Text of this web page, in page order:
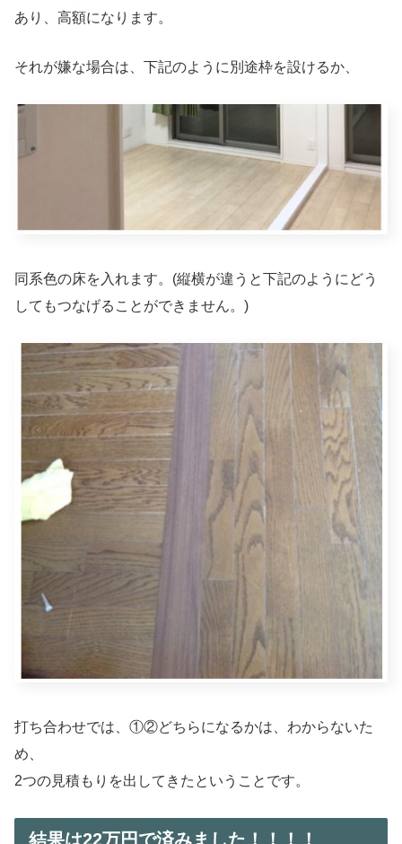
あり、高額になります。
それが嫌な場合は、下記のように別途枠を設けるか、
同系色の床を入れます。(縦横が違うと下記のようにどう
してもつなげることができません。)
打ち合わせでは、①②どちらになるかは、わからないた
め、
2つの見積もりを出してきたということです。
結果は22万円で済みました！！！！